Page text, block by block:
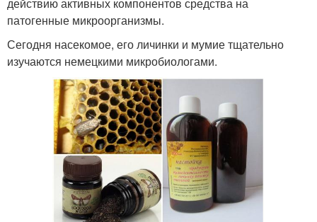
действию активных компонентов средства на
патогенные микроорганизмы.
Сегодня насекомое, его личинки и мумие тщательно
изучаются немецкими микробиологами.